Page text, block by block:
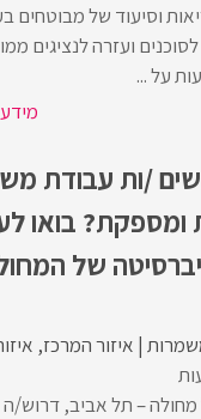
וסיעוד של מבוטחים
ועזרה לנציגים
על ...
/ות עבודת
ומספקת? בואו
של
איזור המרכז
– תל אביב, דרוש/